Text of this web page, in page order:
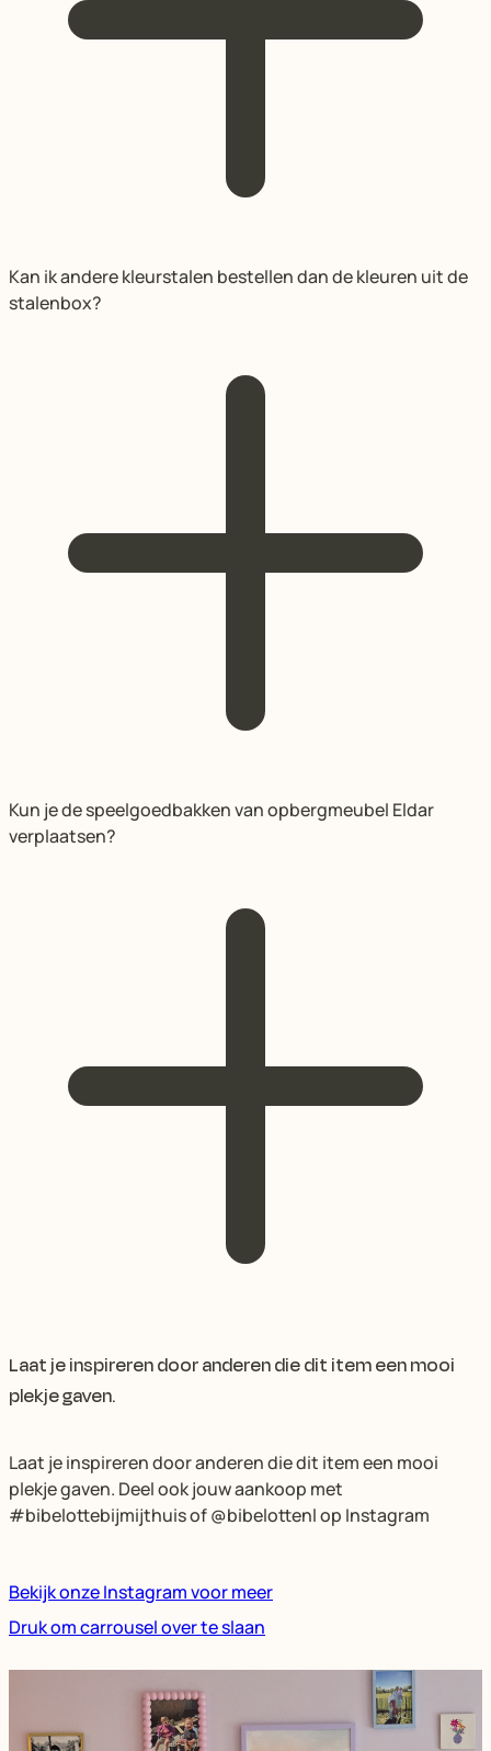
Kan ik andere kleurstalen bestellen dan de kleuren uit de
stalenbox?
Kun je de speelgoedbakken van opbergmeubel Eldar
verplaatsen?
Laat je inspireren door anderen die dit item een mooi
plekje gaven.
Laat je inspireren door anderen die dit item een mooi
plekje gaven. Deel ook jouw aankoop met
#bibelottebijmijthuis of @bibelottenl op Instagram
Bekijk onze Instagram voor meer
Druk om carrousel over te slaan